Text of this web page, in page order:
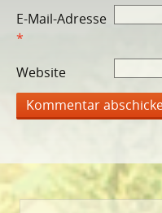
E-Mail-Adresse
*
Website